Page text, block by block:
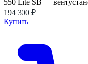
550 Lite SB —
194 300 ₽
Купить